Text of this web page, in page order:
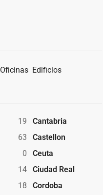
Oficinas Edificios
19
Cantabria
63
Castellon
0
Ceuta
14
Ciudad Real
18
Cordoba